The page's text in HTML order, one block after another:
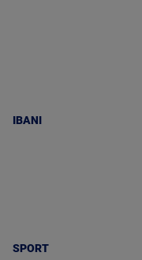
IBANI
SPORT